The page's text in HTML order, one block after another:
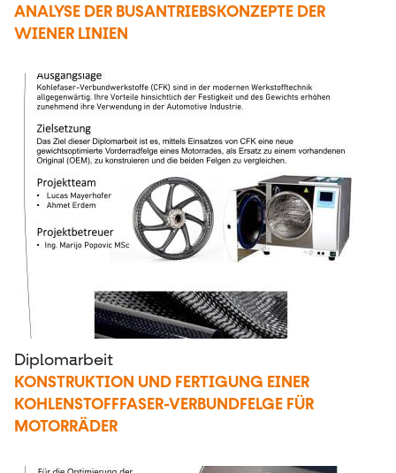
ANALYSE DER BUSANTRIEBSKONZEPTE DER
WIENER LINIEN
Diplomarbeit
KONSTRUKTION UND FERTIGUNG EINER
KOHLENSTOFFFASER-VERBUNDFELGE FÜR
MOTORRÄDER